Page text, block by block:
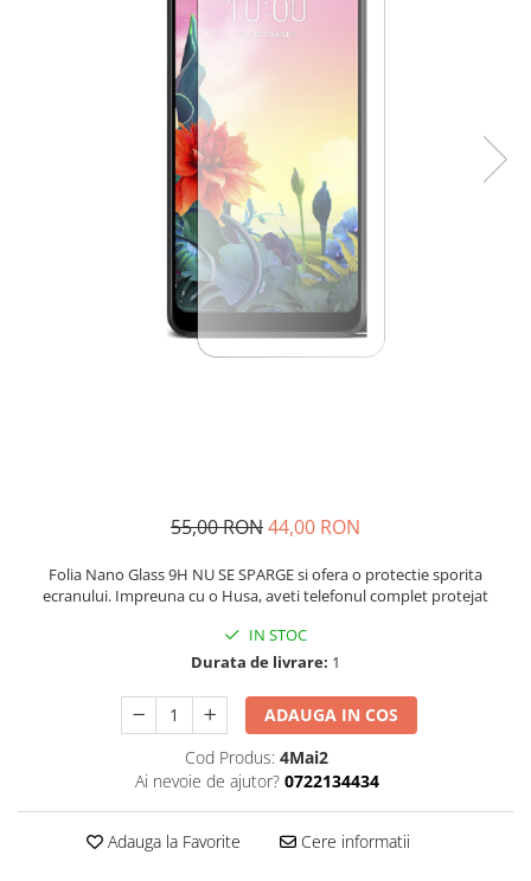
55,00 RON44,00 RON
Folia Nano Glass 9H NU SE SPARGE si ofera o protectie sporita
ecranului. Impreuna cu o Husa, aveti telefonul complet protejat
IN STOC
Durata de livrare: 1
ADAUGA IN COS
Cod Produs: 4Mai2
Ai nevoie de ajutor? 0722134434
Adauga la Favorite Cere informatii